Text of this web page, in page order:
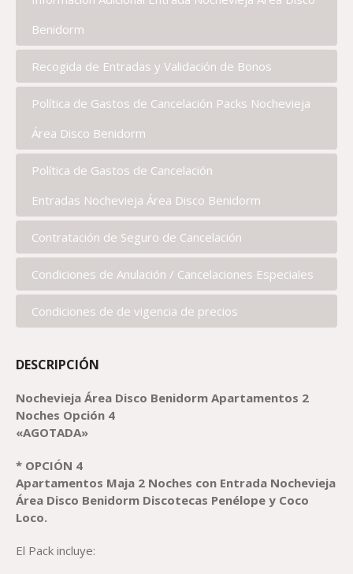
Benidorm
Recogida de Entradas y Validación de Bonos
Política de Gastos de Cancelación Packs Nochevieja
Área Disco Benidorm
Política de Gastos de Cancelación
Entradas Nochevieja Área Disco Benidorm
Contratación de Seguro de Cancelación
Condiciones de Anulación / Cancelaciones Especiales
Condiciones de de vigencia de precios
DESCRIPCIÓN
Nochevieja Área Disco Benidorm Apartamentos 2
Noches Opción 4
«AGOTADA»
* OPCIÓN 4
Apartamentos Maja 2 Noches con Entrada Nochevieja
Área Disco Benidorm Discotecas Penélope y Coco
Loco.
El Pack incluye: